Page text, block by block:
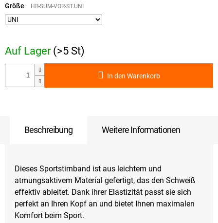
Auf Lager (>5 St)
Größe HB-SUM-VOR-ST.UNI
In den Warenkorb
Beschreibung Weitere Informationen
Dieses Sportstirnband ist aus leichtem und
atmungsaktivem Material gefertigt, das den Schweiß
effektiv ableitet. Dank ihrer Elastizität passt sie sich
perfekt an Ihren Kopf an und bietet Ihnen maximalen
Komfort beim Sport.